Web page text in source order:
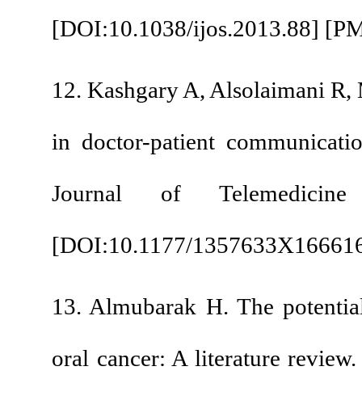
[DOI:10.1038/
12. Kashgary A,
in doctor-patient
Journal of
[ DOI:10.1177/
13. Almubarak H.
oral cancer: A